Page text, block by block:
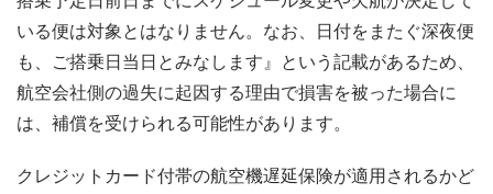
いる便は対象とはなりません。なお、日付をまたぐ深夜便
も、ご搭乗日当日とみなします』という記載があるため、
航空会社側の過失に起因する理由で損害を被った場合に
は、補償を受けられる可能性があります。
クレジットカード付帯の航空機遅延保険が適用されるかど